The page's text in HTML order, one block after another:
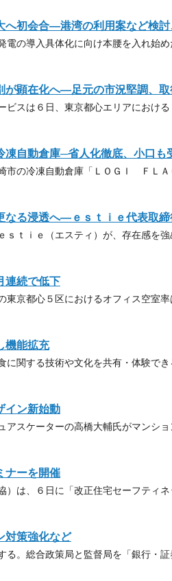
へ初会合―港湾の利用案など検
の導入具体化に向け本腰を入れ始
が顕在化へ―足元の市況堅調、
スは６日、東京都心エリアにおけ
凍自動倉庫─省人化徹底、小口も
市の冷凍自動倉庫「ＬＯＧＩ Ｆ
なる浸透へ―ｅｓｔｉｅ代表取締
ｔｉｅ（エスティ）が、存在感を
連続で低下
京都心５区におけるオフィス空室
機能拡充
に関する技術や文化を共有・体験で
イン新始動
スケーターの高橋大輔氏がマンシ
ナーを開催
）は、６日に「改正住宅セーフティ
対策強化など
。総合政策局と監督局を「銀行・証